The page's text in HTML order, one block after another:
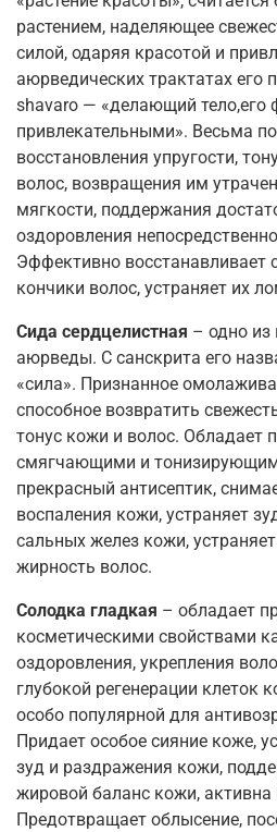
растением, наделяющее
силой, одаряя красотой и
аюрведических трактатах его
shavaro — «делающий тело,его
привлекательными». Весьма
восстановления упругости,
волос, возвращения им
мягкости, поддержания
оздоровления
Эффективно восстанавливает
кончики волос, устраняет их
Сида сердцелистная – одно из
аюрведы. С санскрита его
«сила». Признанное
способное возвратить
тонус кожи и волос. Обладает
смягчающими и
прекрасный антисептик,
воспаления кожи, устраняет
сальных желез кожи,
жирность волос.
Солодка гладкая – обладает
косметическими свойствами
оздоровления, укрепления
глубокой регенерации клеток
особо популярной для
Придает особое сияние коже,
зуд и раздражения кожи,
жировой баланс кожи, активна
Предотвращает облысение,